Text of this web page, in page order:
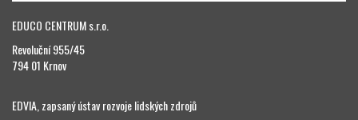
EDUCO CENTRUM s.r.o.
Revoluční 955/45
794 01 Krnov
EDVIA, zapsaný ústav rozvoje lidských zdrojů